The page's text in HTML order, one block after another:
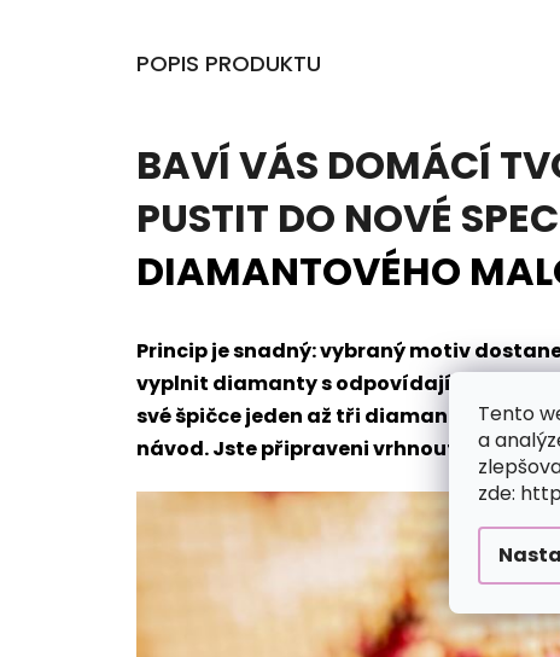
Tento
a
zde:
POPIS PRODUKTU
BAVÍ VÁS DOMÁCÍ
PUSTIT DO NOVÉ
DIAMANTOVÉHO
Princip je snadný: vybraný motiv
vyplnit diamanty s odpovídajícím
své špičce jeden až tři diamanty
návod. Jste připraveni vrhnout se do